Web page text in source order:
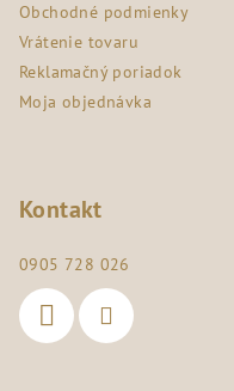
Obchodné podmienky
Vrátenie tovaru
Reklamačný poriadok
Moja objednávka
Kontakt
0905 728 026